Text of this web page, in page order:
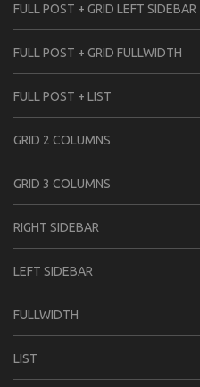
FULL POST + GRID LEFT SIDEBAR
FULL POST + GRID FULLWIDTH
FULL POST + LIST
GRID 2 COLUMNS
GRID 3 COLUMNS
RIGHT SIDEBAR
LEFT SIDEBAR
FULLWIDTH
LIST